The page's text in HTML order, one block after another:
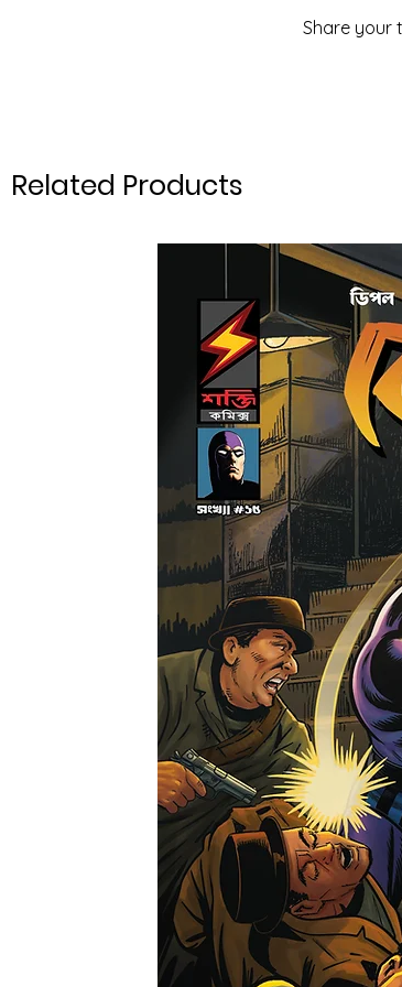
Share your
Related Products